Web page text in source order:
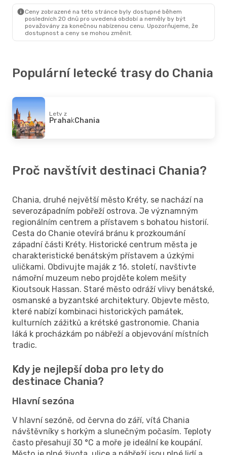
Norwegian Air Sweden
1
Chania- Budapešť
Ceny zobrazené na této stránce byly dostupné během
posledních 20 dnů pro uvedená období a neměly by být
považovány za konečnou nabízenou cenu. Upozorňujeme, že
dostupnost a ceny se mohou změnit.
Populární letecké trasy do Chania
Lety z
PrahakChania
Proč navštívit destinaci Chania?
Chania, druhé největší město Kréty, se nachází na
severozápadním pobřeží ostrova. Je významným
regionálním centrem a přístavem s bohatou historií.
Cesta do Chanie otevírá bránu k prozkoumání
západní části Kréty. Historické centrum města je
charakteristické benátským přístavem a úzkými
uličkami. Obdivujte maják z 16. století, navštivte
námořní muzeum nebo projděte kolem mešity
Kioutsouk Hassan. Staré město odráží vlivy benátské,
osmanské a byzantské architektury. Objevte město,
které nabízí kombinaci historických památek,
kulturních zážitků a krétské gastronomie. Chania
láká k procházkám po nábřeží a objevování místních
tradic.
Kdy je nejlepší doba pro lety do
destinace Chania?
Hlavní sezóna
V hlavní sezóně, od června do září, vítá Chania
návštěvníky s horkým a slunečným počasím. Teploty
často přesahují 30 °C a moře je ideální ke koupání.